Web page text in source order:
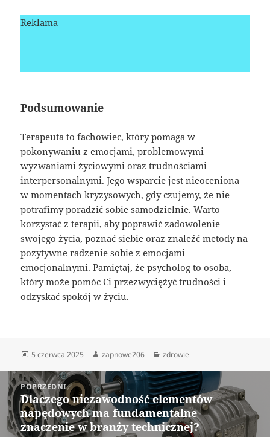
Reklama
Podsumowanie
Terapeuta to fachowiec, który pomaga w
pokonywaniu z emocjami, problemowymi
wyzwaniami życiowymi oraz trudnościami
interpersonalnymi. Jego wsparcie jest nieoceniona
w momentach kryzysowych, gdy czujemy, że nie
potrafimy poradzić sobie samodzielnie. Warto
korzystać z terapii, aby poprawić zadowolenie
swojego życia, poznać siebie oraz znaleźć metody na
pozytywne radzenie sobie z emocjami
emocjonalnymi. Pamiętaj, że psycholog to osoba,
który może pomóc Ci przezwyciężyć trudności i
odzyskać spokój w życiu.
Data
5 czerwca 2025 Autor
zapnowe206 Kategorie
zdrowie
Nawigacja
wpisuPOPRZEDNI
Poprzedni
wpis:
Dlaczego niezawodność elementów
napędowych ma fundamentalne
znaczenie w branży technicznej?